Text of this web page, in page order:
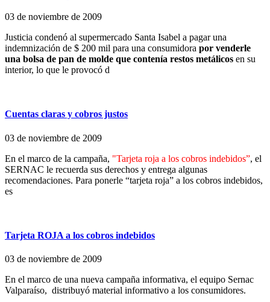
03 de noviembre de 2009
Justicia condenó al supermercado Santa Isabel a pagar una
indemnización de $ 200 mil para una consumidora por venderle
una bolsa de pan de molde que contenía restos metálicos en su
interior, lo que le provocó d
Cuentas claras y cobros justos
03 de noviembre de 2009
En el marco de la campaña, "Tarjeta roja a los cobros indebidos”, el
SERNAC le recuerda sus derechos y entrega algunas
recomendaciones. Para ponerle “tarjeta roja” a los cobros indebidos,
es
Tarjeta ROJA a los cobros indebidos
03 de noviembre de 2009
En el marco de una nueva campaña informativa, el equipo Sernac
Valparaíso, distribuyó material informativo a los consumidores.